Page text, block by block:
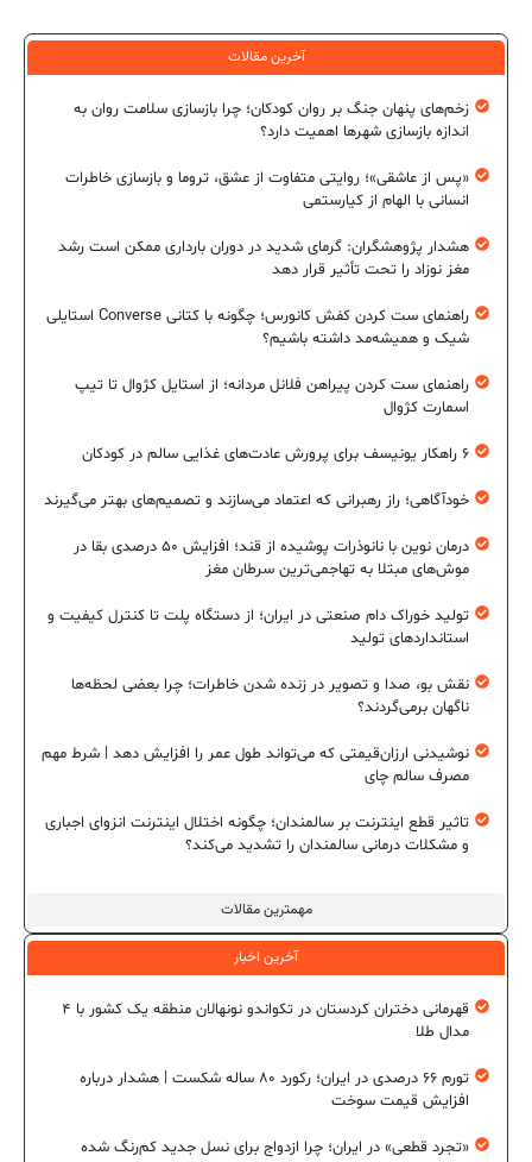
آخرین مقالات
مهمترین مقالات
زخم‌های پنهان جنگ بر روان کودکان؛ چرا بازسازی سلامت روان به
اندازه بازسازی شهرها اهمیت دارد؟
«پس از عاشقی»؛ روایتی متفاوت از عشق، تروما و بازسازی خاطرات
انسانی با الهام از کیارستمی
هشدار پژوهشگران: گرمای شدید در دوران بارداری ممکن است رشد
مغز نوزاد را تحت تأثیر قرار دهد
راهنمای ست کردن کفش کانورس؛ چگونه با کتانی Converse استایلی
شیک و همیشه‌مد داشته باشیم؟
راهنمای ست کردن پیراهن فلانل مردانه؛ از استایل کژوال تا تیپ
اسمارت کژوال
۶ راهکار یونیسف برای پرورش عادت‌های غذایی سالم در کودکان
خودآگاهی؛ راز رهبرانی که اعتماد می‌سازند و تصمیم‌های بهتر می‌گیرند
درمان نوین با نانوذرات پوشیده از قند؛ افزایش ۵۰ درصدی بقا در
موش‌های مبتلا به تهاجمی‌ترین سرطان مغز
تولید خوراک دام صنعتی در ایران؛ از دستگاه پلت تا کنترل کیفیت و
استانداردهای تولید
نقش بو، صدا و تصویر در زنده شدن خاطرات؛ چرا بعضی لحظه‌ها
ناگهان برمی‌گردند؟
نوشیدنی ارزان‌قیمتی که می‌تواند طول عمر را افزایش دهد | شرط مهم
مصرف سالم چای
تاثیر قطع اینترنت بر سالمندان؛ چگونه اختلال اینترنت انزوای اجباری
و مشکلات درمانی سالمندان را تشدید می‌کند؟
آخرین اخبار
قهرمانی دختران کردستان در تکواندو نونهالان منطقه یک کشور با ۴
مدال طلا
تورم ۶۶ درصدی در ایران؛ رکورد ۸۰ ساله شکست | هشدار درباره
افزایش قیمت سوخت
«تجرد قطعی» در ایران؛ چرا ازدواج برای نسل جدید کم‌رنگ شده